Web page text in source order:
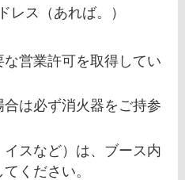
レス（あれば。）
営業許可を取得してい
合は必ず消火器をご持参
スなど）は、ブース内
ください。